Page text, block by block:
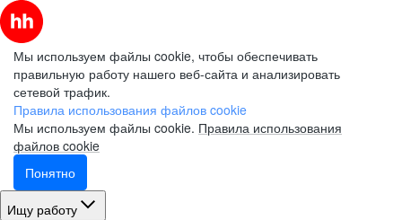
Мы используем файлы cookie, чтобы обеспечивать
правильную работу нашего веб-сайта и анализировать
сетевой трафик.
Правила использования файлов cookie
Мы используем файлы cookie. Правила использования
файлов cookie
Понятно
Ищу работу